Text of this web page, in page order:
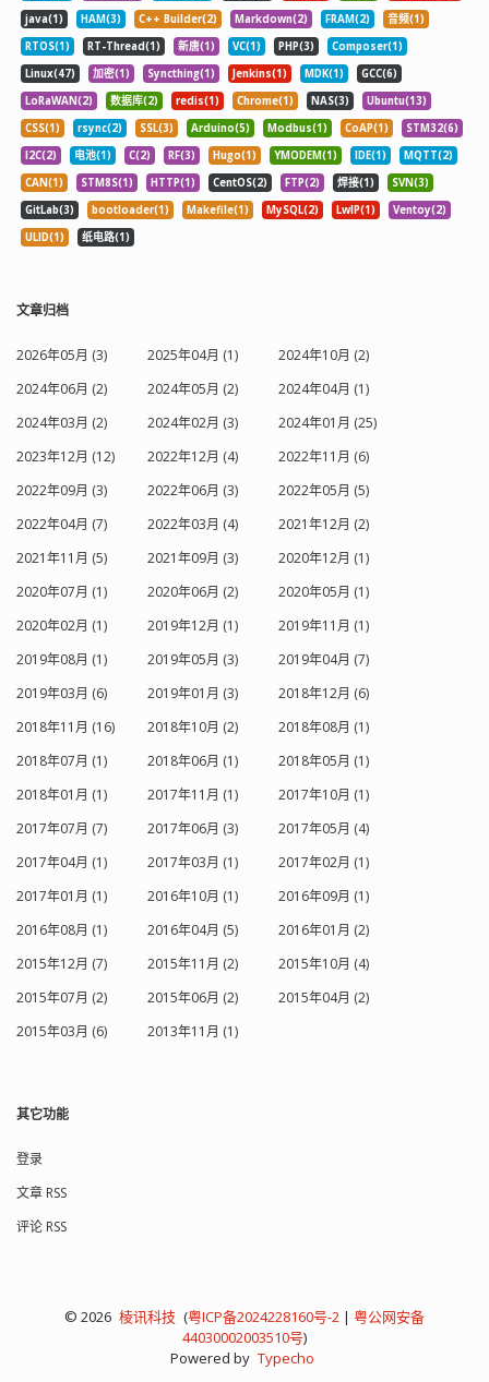
java(1)
HAM(3) C++ Builder(2) Markdown(2) FRAM(2)
音频(1)
RTOS(1)
RT-Thread(1) 新唐(1) VC(1) PHP(3)
Composer(1)
Linux(47)
加密(1) Syncthing(1) Jenkins(1) MDK(1)
GCC(6)
LoRaWAN(2)
数据库(2) redis(1) Chrome(1) NAS(3)
Ubuntu(13)
CSS(1)
rsync(2) SSL(3) Arduino(5) Modbus(1) CoAP(1)
STM32(6)
I2C(2)
电池(1) C(2) RF(3) Hugo(1) YMODEM(1) IDE(1)
MQTT(2)
CAN(1)
STM8S(1) HTTP(1) CentOS(2) FTP(2) 焊接(1)
SVN(3)
GitLab(3)
bootloader(1) Makefile(1) MySQL(2) LwIP(1)
Ventoy(2)
ULID(1)
纸电路(1)
文章归档
2026年05月 (3) 2025年04月 (1)
2024年10月 (2)
2024年06月 (2)
2024年05月 (2)
2024年04月 (1)
2024年03月 (2)
2024年02月 (3)
2024年01月 (25)
2023年12月 (12)
2022年12月 (4)
2022年11月 (6)
2022年09月 (3)
2022年06月 (3)
2022年05月 (5)
2022年04月 (7)
2022年03月 (4)
2021年12月 (2)
2021年11月 (5)
2021年09月 (3)
2020年12月 (1)
2020年07月 (1)
2020年06月 (2)
2020年05月 (1)
2020年02月 (1)
2019年12月 (1)
2019年11月 (1)
2019年08月 (1)
2019年05月 (3)
2019年04月 (7)
2019年03月 (6)
2019年01月 (3)
2018年12月 (6)
2018年11月 (16)
2018年10月 (2)
2018年08月 (1)
2018年07月 (1)
2018年06月 (1)
2018年05月 (1)
2018年01月 (1)
2017年11月 (1)
2017年10月 (1)
2017年07月 (7)
2017年06月 (3)
2017年05月 (4)
2017年04月 (1)
2017年03月 (1)
2017年02月 (1)
2017年01月 (1)
2016年10月 (1)
2016年09月 (1)
2016年08月 (1)
2016年04月 (5)
2016年01月 (2)
2015年12月 (7)
2015年11月 (2)
2015年10月 (4)
2015年07月 (2)
2015年06月 (2)
2015年04月 (2)
2015年03月 (6)
2013年11月 (1)
其它功能
登录
文章 RSS
评论 RSS
© 2026 棱讯科技 (粤ICP备2024228160号-2 | 粤公网安备
44030002003510号)
Powered by Typecho